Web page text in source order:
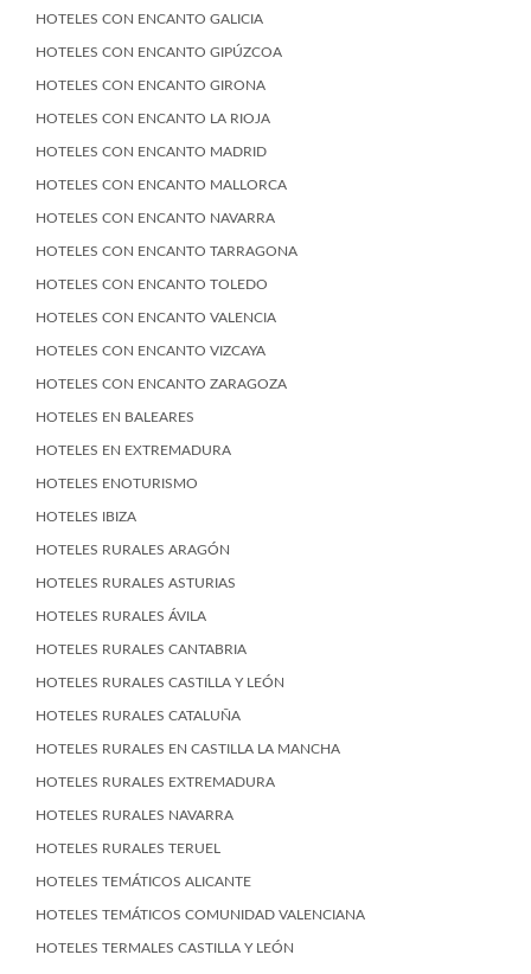
HOTELES CON ENCANTO GALICIA
HOTELES CON ENCANTO GIPÚZCOA
HOTELES CON ENCANTO GIRONA
HOTELES CON ENCANTO LA RIOJA
HOTELES CON ENCANTO MADRID
HOTELES CON ENCANTO MALLORCA
HOTELES CON ENCANTO NAVARRA
HOTELES CON ENCANTO TARRAGONA
HOTELES CON ENCANTO TOLEDO
HOTELES CON ENCANTO VALENCIA
HOTELES CON ENCANTO VIZCAYA
HOTELES CON ENCANTO ZARAGOZA
HOTELES EN BALEARES
HOTELES EN EXTREMADURA
HOTELES ENOTURISMO
HOTELES IBIZA
HOTELES RURALES ARAGÓN
HOTELES RURALES ASTURIAS
HOTELES RURALES ÁVILA
HOTELES RURALES CANTABRIA
HOTELES RURALES CASTILLA Y LEÓN
HOTELES RURALES CATALUÑA
HOTELES RURALES EN CASTILLA LA MANCHA
HOTELES RURALES EXTREMADURA
HOTELES RURALES NAVARRA
HOTELES RURALES TERUEL
HOTELES TEMÁTICOS ALICANTE
HOTELES TEMÁTICOS COMUNIDAD VALENCIANA
HOTELES TERMALES CASTILLA Y LEÓN